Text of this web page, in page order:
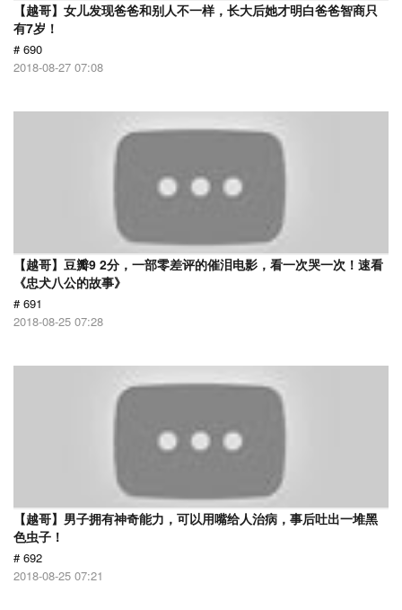
【越哥】女儿发现爸爸和别人不一样，长大后她才明白爸爸智商只
有7岁！
# 690
2018-08-27 07:08
【越哥】豆瓣9 2分，一部零差评的催泪电影，看一次哭一次！速看
《忠犬八公的故事》
# 691
2018-08-25 07:28
【越哥】男子拥有神奇能力，可以用嘴给人治病，事后吐出一堆黑
色虫子！
# 692
2018-08-25 07:21